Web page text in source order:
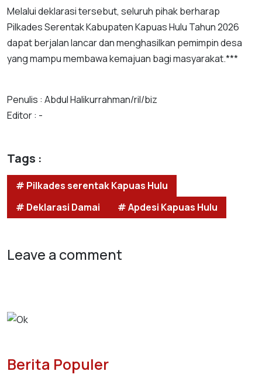
Melalui deklarasi tersebut, seluruh pihak berharap
Pilkades Serentak Kabupaten Kapuas Hulu Tahun 2026
dapat berjalan lancar dan menghasilkan pemimpin desa
yang mampu membawa kemajuan bagi masyarakat.***
Penulis : Abdul Halikurrahman/ril/biz
Editor : -
Tags :
# Pilkades serentak Kapuas Hulu
# Deklarasi Damai
# Apdesi Kapuas Hulu
Leave a comment
Berita Populer